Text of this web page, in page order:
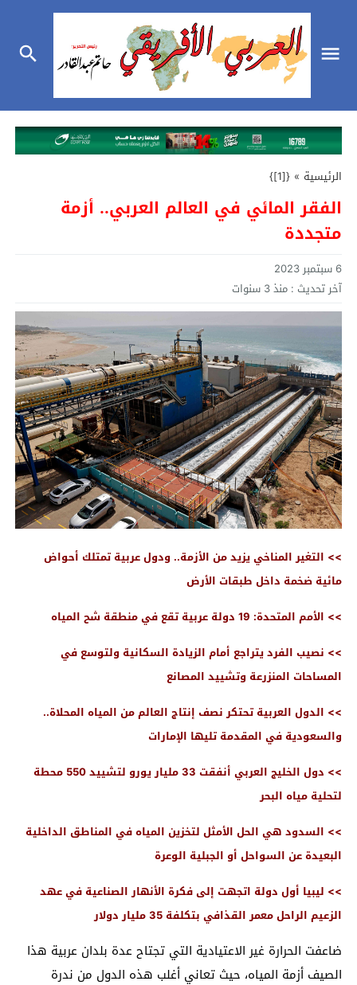
الرئيسية »
{[1]}
الفقر المائي في العالم العربي.. أزمة
متجددة
6 سبتمبر 2023
آخر تحديث : منذ 3 سنوات
>> التغير المناخي يزيد من الأزمة.. ودول عربية تمتلك أحواض
مائية ضخمة داخل طبقات الأرض
>> الأمم المتحدة: 19 دولة عربية تقع في منطقة شح المياه
>> نصيب الفرد يتراجع أمام الزيادة السكانية ولتوسع في
المساحات المنزرعة وتشييد المصانع
>> الدول العربية تحتكر نصف إنتاج العالم من المياه المحلاة..
والسعودية في المقدمة تليها الإمارات
>> دول الخليج العربي أنفقت 33 مليار يورو لتشييد 550 محطة
لتحلية مياه البحر
>> السدود هي الحل الأمثل لتخزين المياه في المناطق الداخلية
البعيدة عن السواحل أو الجبلية الوعرة
>> ليبيا أول دولة اتجهت إلى فكرة الأنهار الصناعية في عهد
الزعيم الراحل معمر القذافي بتكلفة 35 مليار دولار
ضاعفت الحرارة غير الاعتيادية التي تجتاح عدة بلدان عربية هذا
الصيف أزمة المياه، حيث تعاني أغلب هذه الدول من ندرة